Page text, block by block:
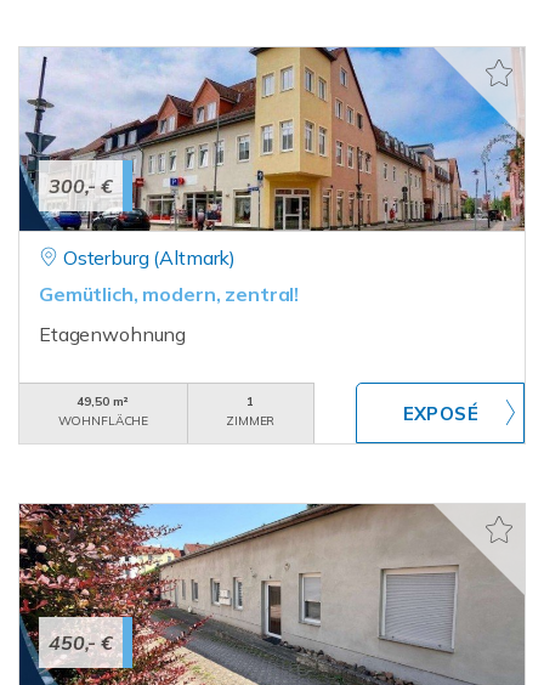
300,- €
Osterburg (Altmark)
Gemütlich, modern, zentral!
Etagenwohnung
49,50 m²
WOHNFLÄCHE
1
ZIMMER
450,- €